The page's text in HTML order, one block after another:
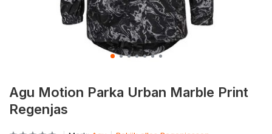
Agu Motion Parka Urban Marble Print
Regenjas